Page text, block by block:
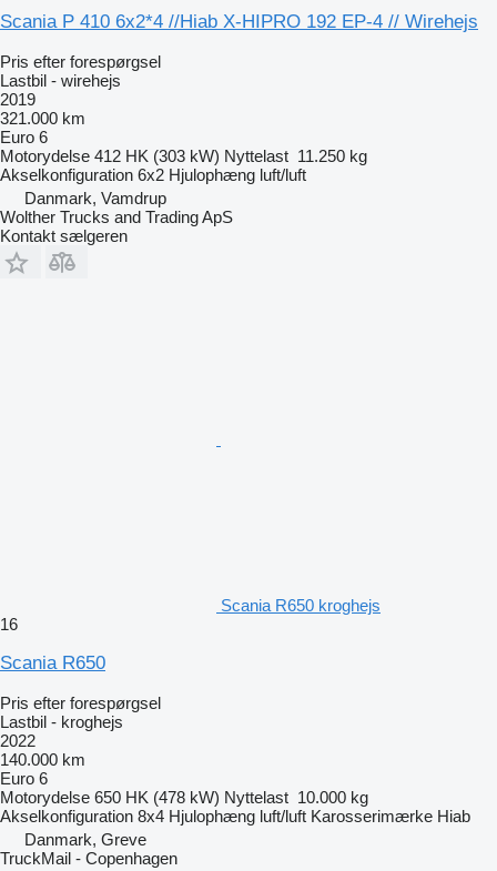
Scania P 410 6x2*4 //Hiab X-HIPRO 192 EP-4 // Wirehejs
Pris efter forespørgsel
Lastbil - wirehejs
2019
321.000 km
Euro 6
Motorydelse 412 HK (303 kW) Nyttelast 11.250 kg
Akselkonfiguration 6x2 Hjulophæng luft/luft
Danmark, Vamdrup
Wolther Trucks and Trading ApS
Kontakt sælgeren
Scania R650 kroghejs
16
Scania R650
Pris efter forespørgsel
Lastbil - kroghejs
2022
140.000 km
Euro 6
Motorydelse 650 HK (478 kW) Nyttelast 10.000 kg
Akselkonfiguration 8x4 Hjulophæng luft/luft Karosserimærke Hiab
Danmark, Greve
TruckMail - Copenhagen